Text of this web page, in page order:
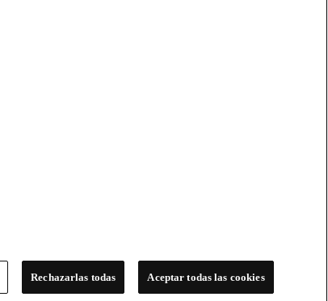
Rechazarlas todas Aceptar todas las cookies